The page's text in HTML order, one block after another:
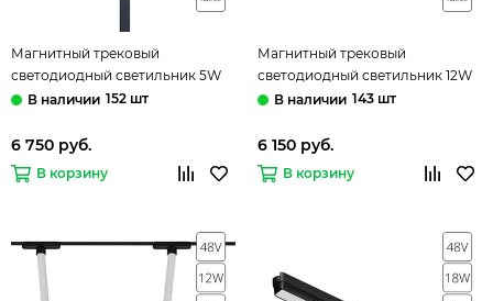
Магнитный трековый
светодиодный светильник 5W
3000K A1163PL-1BK чёрный
152 шт
6 750 руб.
В корзину
Магнитный трековый
светодиодный светильник 12W
3000K A1165PL-1BK чёрный
143 шт
6 150 руб.
В корзину